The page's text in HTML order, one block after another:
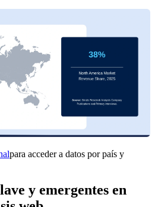
para acceder a datos por país y
y emergentes en